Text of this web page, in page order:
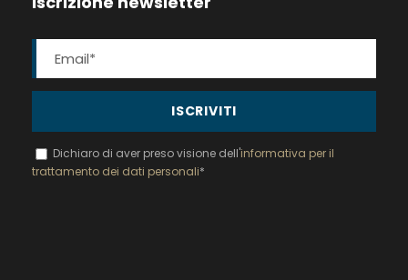
Dichiaro di aver preso visione dell'informativa per il
trattamento dei dati personali*